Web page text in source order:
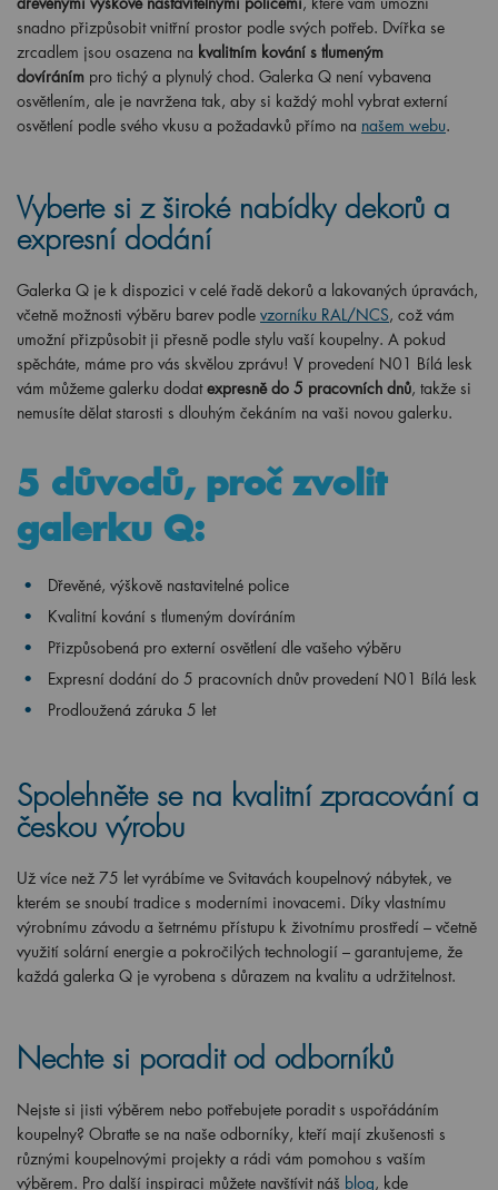
snadno přizpůsobit vnitřní prostor podle svých potřeb. Dvířka se
zrcadlem jsou osazena na kvalitním kování s tlumeným
dovíráním pro tichý a plynulý chod. Galerka Q není vybavena
osvětlením, ale je navržena tak, aby si každý mohl vybrat externí
osvětlení podle svého vkusu a požadavků přímo na našem webu.
Vyberte si z široké nabídky dekorů a
expresní dodání
Galerka Q je k dispozici v celé řadě dekorů a lakovaných úpravách,
včetně možnosti výběru barev podle vzorníku RAL/NCS, což vám
umožní přizpůsobit ji přesně podle stylu vaší koupelny. A pokud
spěcháte, máme pro vás skvělou zprávu! V provedení N01 Bílá lesk
vám můžeme galerku dodat expresně do 5 pracovních dnů, takže si
nemusíte dělat starosti s dlouhým čekáním na vaši novou galerku.
5 důvodů, proč zvolit
galerku Q:
Dřevěné, výškově nastavitelné police
Kvalitní kování s tlumeným dovíráním
Přizpůsobená pro externí osvětlení dle vašeho výběru
Expresní dodání do 5 pracovních dnův provedení N01 Bílá lesk
Prodloužená záruka 5 let
Spolehněte se na kvalitní zpracování a
českou výrobu
Už více než 75 let vyrábíme ve Svitavách koupelnový nábytek, ve
kterém se snoubí tradice s moderními inovacemi. Díky vlastnímu
výrobnímu závodu a šetrnému přístupu k životnímu prostředí – včetně
využití solární energie a pokročilých technologií – garantujeme, že
každá galerka Q je vyrobena s důrazem na kvalitu a udržitelnost.
Nechte si poradit od odborníků
Nejste si jisti výběrem nebo potřebujete poradit s uspořádáním
koupelny? Obraťte se na naše odborníky, kteří mají zkušenosti s
různými koupelnovými projekty a rádi vám pomohou s vaším
výběrem. Pro další inspiraci můžete navštívit náš blog, kde